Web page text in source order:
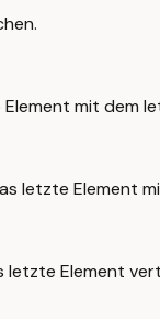
mit dem
letzte Element
letzte Element